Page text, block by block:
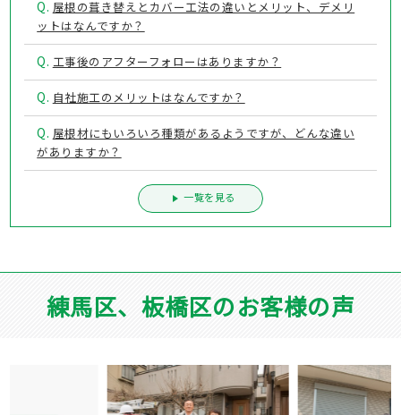
Q. 屋根の葺き替えとカバー工法の違いとメリット、デメリ
ットはなんですか？
Q. 工事後のアフターフォローはありますか？
Q. 自社施工のメリットはなんですか？
Q. 屋根材にもいろいろ種類があるようですが、どんな違い
がありますか？
一覧を見る
練馬区、板橋区のお客様の声